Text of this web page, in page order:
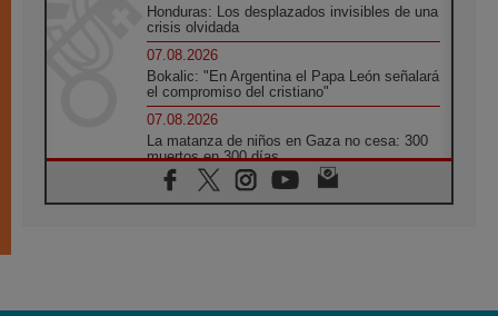
Honduras: Los desplazados invisibles de una
crisis olvidada
07.08.2026
Bokalic: "En Argentina el Papa León señalará
el compromiso del cristiano"
07.08.2026
La matanza de niños en Gaza no cesa: 300
muertos en 300 días
07.08.2026
Tagle: La guerra desfigura el mundo, solo la